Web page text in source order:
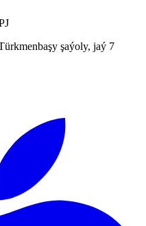
şaýoly, jaý 7